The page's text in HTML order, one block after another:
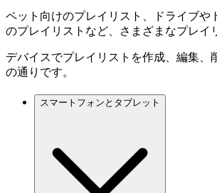
ペット向けのプレイリスト、ドライブや
のプレイリストなど、さまざまなプレイ
デバイスでプレイリストを作成、編集、
の通りです。
スマートフォンとタブレット